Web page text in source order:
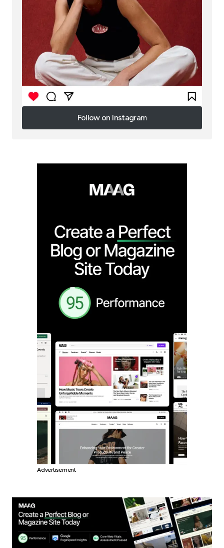
Follow on Instagram
Follow on Instagram
Advertisement